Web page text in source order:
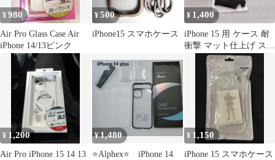
AC26342i15PM
¥980
Air Pro Glass Case Air
iPhone 14/13ピンク
¥500
iPhone15 スマホケース
¥ 1,400
iPhone 15 用 ケース 耐
衝撃 マット仕上げ スト
ラップホール ブラック
¥ 1,200
Air Pro iPhone 15 14 13
¥1,480
⭐️Alphex⭐️ iPhone 14
¥ 1,150
iPhone 15 スマホケース